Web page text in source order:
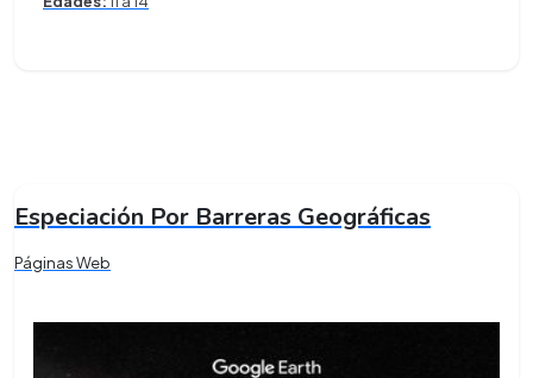
Especiación Por Barreras Geográficas
Páginas Web